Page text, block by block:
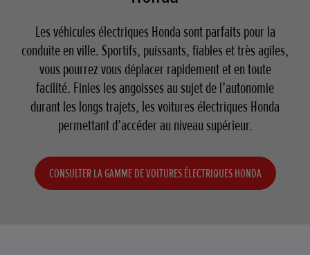
Les véhicules électriques Honda sont parfaits pour la
conduite en ville. Sportifs, puissants, fiables et très agiles,
vous pourrez vous déplacer rapidement et en toute
facilité. Finies les angoisses au sujet de l’autonomie
durant les longs trajets, les voitures électriques Honda
permettant d’accéder au niveau supérieur.
CONSULTER LA GAMME DE VOITURES ÉLECTRIQUES HONDA